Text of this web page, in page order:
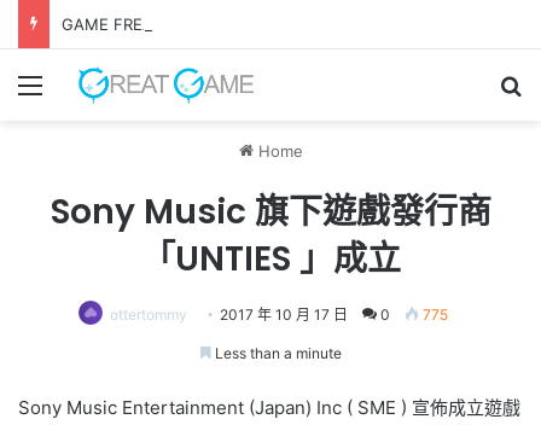
GAME FREAK全新作品《 轉世之獸 》 遊戲今日正式發售！
Menu
Home
Sony Music 旗下遊戲發行商
「UNTIES 」成立
ottertommy 2017 年 10 月 17 日 0 775
Less than a minute
Sony Music Entertainment (Japan) Inc ( SME ) 宣佈成立遊戲